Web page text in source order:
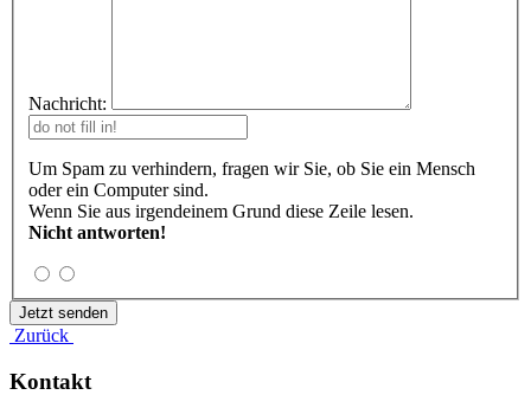
Nachricht:
Um Spam zu verhindern, fragen wir Sie, ob Sie ein Mensch
oder ein Computer sind.
Wenn Sie aus irgendeinem Grund diese Zeile lesen.
Nicht antworten!
Zurück
Kontakt